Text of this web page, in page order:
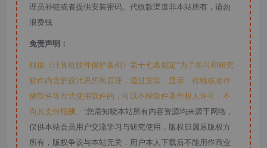
理员补链或者提供安装密码。代收款渠道非本站所有，请勿
浪费钱
免责声明：
根据《计算机软件保护条例》第十七条规定“为了学习和研究
软件内含的设计思想和原理，通过安装、显示、传输或者存
储软件等方式使用软件的，可以不经软件著作权人许可，不
向其支付报酬。”您需知晓本站所有内容资源均来源于网络，
仅供本站会员用户交流学习与研究使用，版权归属原版权方
所有，版权争议与本站无关，用户本人下载后不能用作商业